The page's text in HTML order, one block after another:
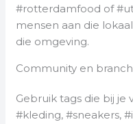
#rotterdamfood of
mensen aan die
die omgeving.
Community en
Gebruik tags die bij je
#kleding, #sneakers,